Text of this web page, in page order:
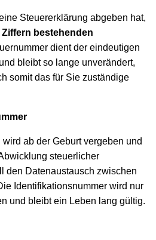
Steuererklärung abgeben hat,
Ziffern bestehenden
dient der eindeutigen
bleibt so lange unverändert,
somit das für Sie zuständige
wird ab der Geburt vergeben und
steuerlicher
den Datenaustausch zwischen
Identifikationsnummer wird nur
und bleibt ein Leben lang gültig.